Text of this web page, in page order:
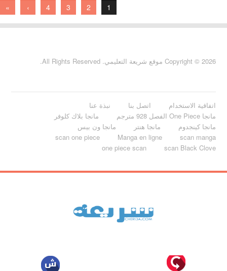
1
2
3
4
›
»
Copyright © 2026 موقع شريعة التعليمي. All Rights Reserved.
اتفاقية الاستخدام اتصل بنا
نبذة عنا
مانجا One Piece الفصل 928 مترجم
مانجا بلاك كلوفر
مانجا كينجدوم
مانجا هنتر
مانجا ون بيس
scan manga
Manga en ligne
scan one piece
scan Black Clove
one piece scan